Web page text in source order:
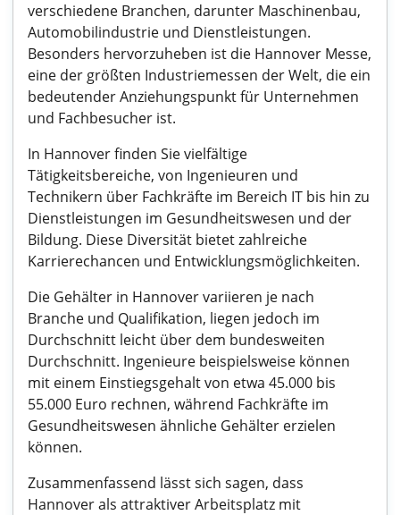
verschiedene Branchen, darunter Maschinenbau,
Automobilindustrie und Dienstleistungen.
Besonders hervorzuheben ist die Hannover Messe,
eine der größten Industriemessen der Welt, die ein
bedeutender Anziehungspunkt für Unternehmen
und Fachbesucher ist.
In Hannover finden Sie vielfältige
Tätigkeitsbereiche, von Ingenieuren und
Technikern über Fachkräfte im Bereich IT bis hin zu
Dienstleistungen im Gesundheitswesen und der
Bildung. Diese Diversität bietet zahlreiche
Karrierechancen und Entwicklungsmöglichkeiten.
Die Gehälter in Hannover variieren je nach
Branche und Qualifikation, liegen jedoch im
Durchschnitt leicht über dem bundesweiten
Durchschnitt. Ingenieure beispielsweise können
mit einem Einstiegsgehalt von etwa 45.000 bis
55.000 Euro rechnen, während Fachkräfte im
Gesundheitswesen ähnliche Gehälter erzielen
können.
Zusammenfassend lässt sich sagen, dass
Hannover als attraktiver Arbeitsplatz mit